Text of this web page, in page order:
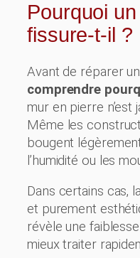
Pourquoi
fissure-t-il ?
Avant de réparer
comprendre
mur en pierre n’est
Même les
bougent
l’humidité ou les
Dans certains cas,
et purement
révèle une
mieux traiter